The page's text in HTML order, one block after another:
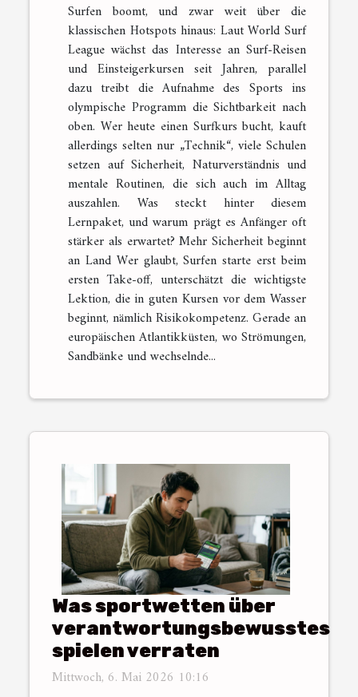
Surfen boomt, und zwar weit über die
klassischen Hotspots hinaus: Laut World Surf
League wächst das Interesse an Surf-Reisen
und Einsteigerkursen seit Jahren, parallel
dazu treibt die Aufnahme des Sports ins
olympische Programm die Sichtbarkeit nach
oben. Wer heute einen Surfkurs bucht, kauft
allerdings selten nur „Technik“, viele Schulen
setzen auf Sicherheit, Naturverständnis und
mentale Routinen, die sich auch im Alltag
auszahlen. Was steckt hinter diesem
Lernpaket, und warum prägt es Anfänger oft
stärker als erwartet? Mehr Sicherheit beginnt
an Land Wer glaubt, Surfen starte erst beim
ersten Take-off, unterschätzt die wichtigste
Lektion, die in guten Kursen vor dem Wasser
beginnt, nämlich Risikokompetenz. Gerade an
europäischen Atlantikküsten, wo Strömungen,
Sandbänke und wechselnde...
Was sportwetten über
verantwortungsbewusstes
spielen verraten
Mittwoch, 6. Mai 2026 10:16